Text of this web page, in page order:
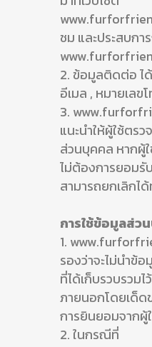
ชม และประสบกา
2. ข้อมูลติดต่อ ไ
อีเมล , หมายเลข
3.
แนะนำให้ผู้ใช้ตร
ส่วนบุคคล หากผู้ใ
ไม่ต้องการยอมรั
สามารถยกเลิกไ
การใช้ข้อมูลส่ว
1.
รองว่าจะไม่นำข้
ที่ได้เก็บรวบรวม
ภายนอกโดยเด็ด
การยินยอมจากผู้
2. ในกรณีที่